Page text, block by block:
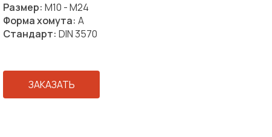
Размер: М10 - М24
Форма хомута: A
Стандарт: DIN 3570
ЗАКАЗАТЬ